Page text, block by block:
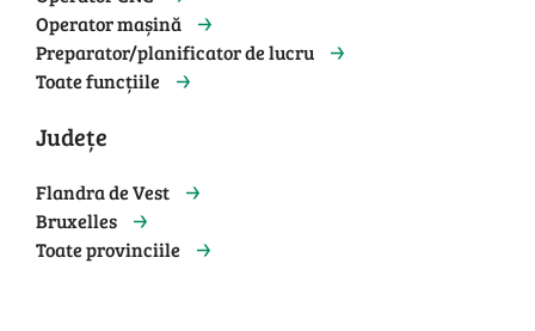
Operator mașină
Preparator/planificator de lucru
Toate funcțiile
Județe
Flandra de Vest
Bruxelles
Toate provinciile